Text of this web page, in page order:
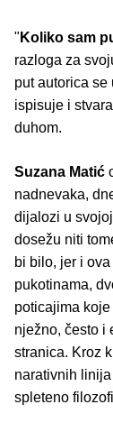
" Koliko sam
razloga za
put autorica se
ispisuje i
duhom.
Suzana Matić
nadnevaka,
dijalozi u
dosežu niti
bi bilo, jer i
pukotinama,
poticajima
nježno, često i
stranica. Kroz
narativnih
spleteno